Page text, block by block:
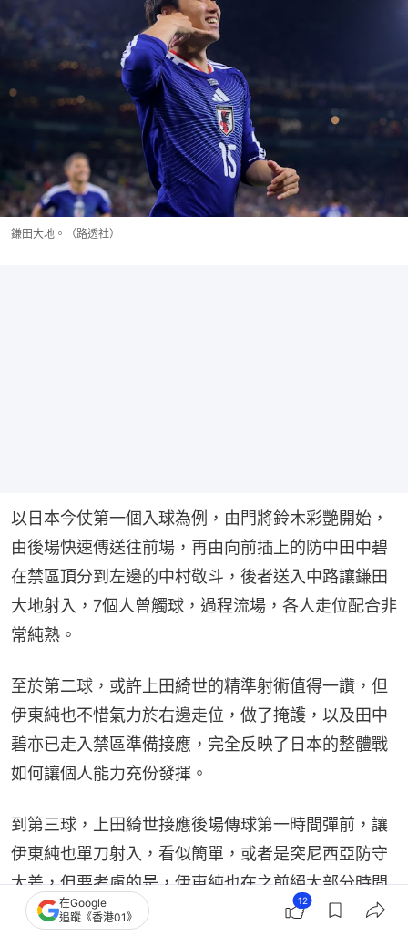
鎌田大地。（路透社）
以日本今仗第一個入球為例，由門將鈴木彩艷開始，
由後場快速傳送往前場，再由向前插上的防中田中碧
在禁區頂分到左邊的中村敬斗，後者送入中路讓鎌田
大地射入，7個人曾觸球，過程流場，各人走位配合非
常純熟。
至於第二球，或許上田綺世的精準射術值得一讚，但
伊東純也不惜氣力於右邊走位，做了掩護，以及田中
碧亦已走入禁區準備接應，完全反映了日本的整體戰
如何讓個人能力充份發揮。
到第三球，上田綺世接應後場傳球第一時間彈前，讓
伊東純也單刀射入，看似簡單，或者是突尼西亞防守
太差，但要考慮的是，伊東純也在之前絕大部分時間
都挨着右邊進攻，但那一刻突然走入中路，便令對方
在Google
追蹤《香港01》
12